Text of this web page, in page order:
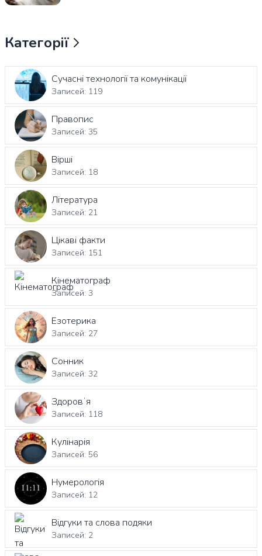
Категорії
Сучасні технології та комунікації
Записей: 119
Правопис
Записей: 35
Вірші
Записей: 18
Література
Записей: 21
Цікаві факти
Записей: 151
Кінематограф
Записей: 3
Езотерика
Записей: 27
Сонник
Записей: 32
Здоровʼя
Записей: 118
Кулінарія
Записей: 56
Нумерологія
Записей: 12
Відгуки та слова подяки
Записей: 2